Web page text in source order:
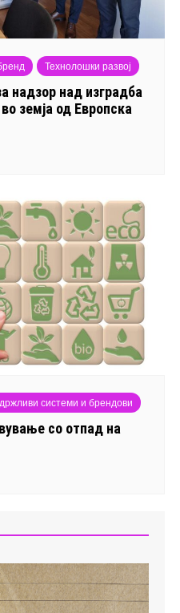
Технолошки развој
надзор над изградба
земја од Европска
системи и брендови
со отпад на